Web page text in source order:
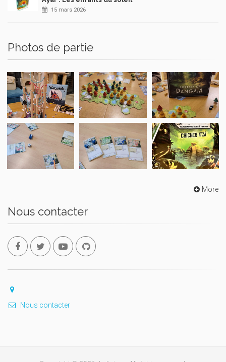
15 mars 2026
Photos de partie
More
Nous contacter
Nous contacter